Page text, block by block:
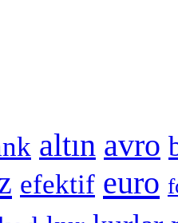
altın avro
efektif euro